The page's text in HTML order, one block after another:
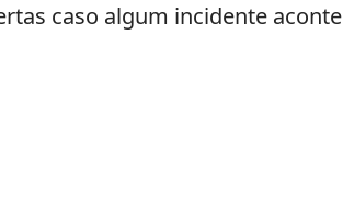
caso algum incidente